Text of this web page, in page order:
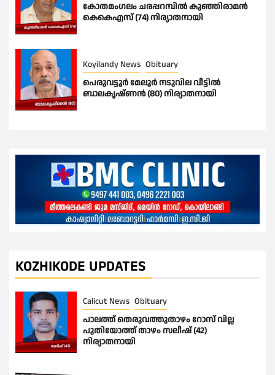
കോതമംഗലം ചരപ്പറമ്പിൽ കുഞ്ഞിരാമൻ
കെകെഎസ് (74) നിര്യാതനായി
Koyilandy News Obituary
പെരുവട്ടൂർ മേലൂർ നടുവില വീട്ടിൽ
ബാലകൃഷ്ണൻ (80) നിര്യാതനായി
KOZHIKODE UPDATES
Calicut News Obituary
പാലത്ത് തെരുവത്തുതാഴം റോസ് വില്ല
പുതിയോത്ത് താഴം സലീഷ് (42)
നിര്യാതനായി